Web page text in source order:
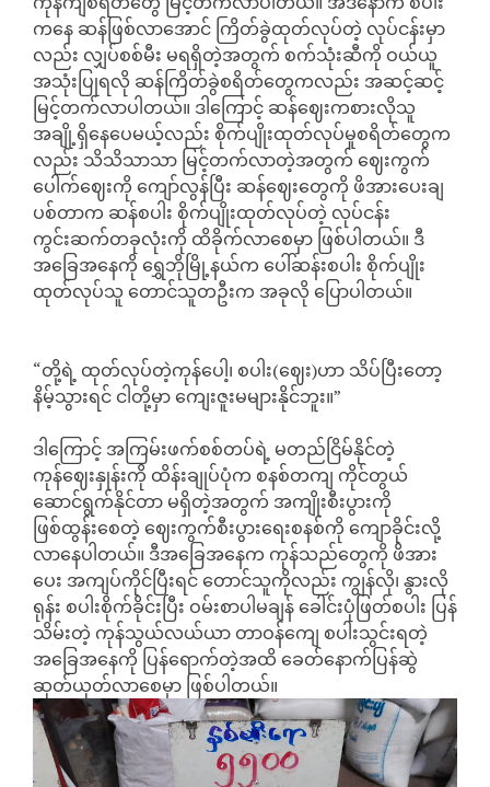
ကနေ ဆန်ဖြစ်လာအောင် ကြိတ်ခွဲထုတ်လုပ်တဲ့ လုပ်ငန်းမှာ
လည်း လျှပ်စစ်မီး မရရှိတဲ့အတွက် စက်သုံးဆီကို ဝယ်ယူ
အသုံးပြုရလို ဆန်ကြိတ်ခွဲစရိတ်တွေကလည်း အဆင့်ဆင့်
မြင့်တက်လာပါတယ်။ ဒါကြောင့် ဆန်ဈေးကစားလိုသူ
အချို့ရှိနေပေမယ့်လည်း စိုက်ပျိုးထုတ်လုပ်မှုစရိတ်တွေက
လည်း သိသိသာသာ မြင့်တက်လာတဲ့အတွက် ဈေးကွက်
ပေါက်ဈေးကို ကျော်လွန်ပြီး ဆန်ဈေးတွေကို ဖိအားပေးချ
ပစ်တာက ဆန်စပါး စိုက်ပျိုးထုတ်လုပ်တဲ့ လုပ်ငန်း
ကွင်းဆက်တခုလုံးကို ထိခိုက်လာစေမှာ ဖြစ်ပါတယ်။ ဒီ
အခြေအနေကို ရွှေဘိုမြို့နယ်က ပေါ်ဆန်းစပါး စိုက်ပျိုး
ထုတ်လုပ်သူ တောင်သူတဦးက အခုလို ပြောပါတယ်။
“တို့ရဲ့ ထုတ်လုပ်တဲ့ကုန်ပေါ့၊ စပါး(ဈေး)ဟာ သိပ်ပြီးတော့
နိမ့်သွားရင် ငါတို့မှာ ကျေးဇူးမများနိုင်ဘူး။”
ဒါကြောင့် အကြမ်းဖက်စစ်တပ်ရဲ့ မတည်ငြိမ်နိုင်တဲ့
ကုန်ဈေးနှုန်းကို ထိန်းချုပ်ပုံက စနစ်တကျ ကိုင်တွယ်
ဆောင်ရွက်နိုင်တာ မရှိတဲ့အတွက် အကျိုးစီးပွားကို
ဖြစ်ထွန်းစေတဲ့ ဈေးကွက်စီးပွားရေးစနစ်ကို ကျောခိုင်းလို့
လာနေပါတယ်။ ဒီအခြေအနေက ကုန်သည်တွေကို ဖိအား
ပေး အကျပ်ကိုင်ပြီးရင် တောင်သူကိုလည်း ကျွန်လို၊ နွားလို
ရုန်း စပါးစိုက်ခိုင်းပြီး ဝမ်းစာပါမချန် ခေါင်းပုံဖြတ်စပါး ပြန်
သိမ်းတဲ့ ကုန်သွယ်လယ်ယာ တာဝန်ကျေ စပါးသွင်းရတဲ့
အခြေအနေကို ပြန်ရောက်တဲ့အထိ ခေတ်နောက်ပြန်ဆွဲ
ဆုတ်ယုတ်လာစေမှာ ဖြစ်ပါတယ်။